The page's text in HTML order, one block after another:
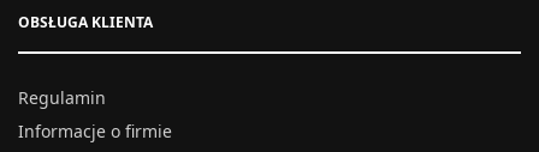
OBSŁUGA KLIENTA
Regulamin
Informacje o firmie